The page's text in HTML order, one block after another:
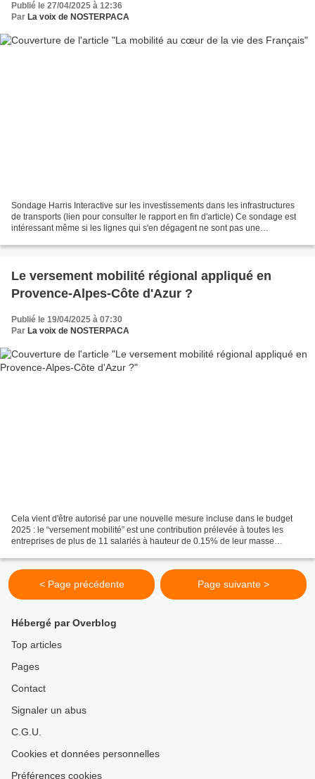
Publié le 27/04/2025 à 12:36
Par La voix de NOSTERPACA
Sondage Harris Interactive sur les investissements dans les infrastructures
de transports (lien pour consulter le rapport en fin d'article) Ce sondage est
intéressant même si les lignes qui s'en dégagent ne sont pas une
Le versement mobilité régional appliqué en
Provence-Alpes-Côte d'Azur ?
Publié le 19/04/2025 à 07:30
Par La voix de NOSTERPACA
Cela vient d'être autorisé par une nouvelle mesure incluse dans le budget
2025 : le “versement mobilité” est une contribution prélevée à toutes les
entreprises de plus de 11 salariés à hauteur de 0.15% de leur masse
< Page précédente Page suivante >
Hébergé par Overblog
Top articles
Pages
Contact
Signaler un abus
C.G.U.
Cookies et données personnelles
Préférences cookies